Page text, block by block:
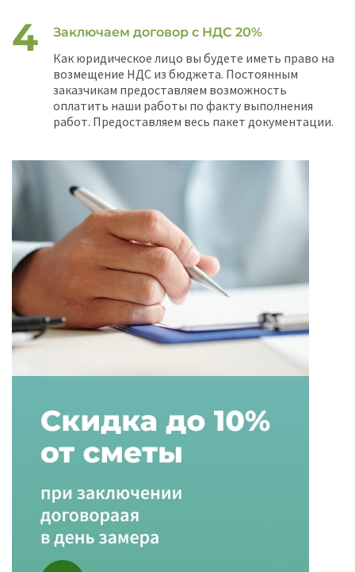
Заключаем договор с НДС 20%
Как юридическое лицо вы будете иметь право на
возмещение НДС из бюджета. Постоянным
заказчикам предоставляем возможность
оплатить наши работы по факту выполнения
работ. Предоставляем весь пакет документации.